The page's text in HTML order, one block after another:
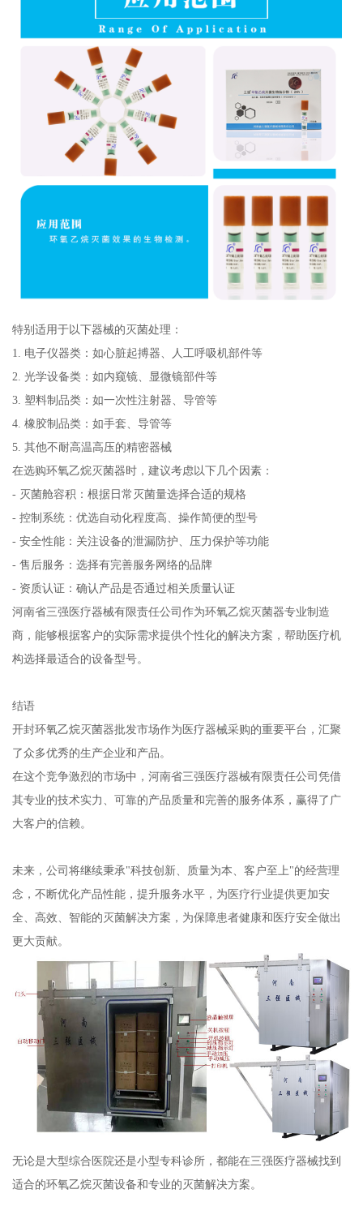
特别适用于以下器械的灭菌处理：
1. 电子仪器类：如心脏起搏器、人工呼吸机部件等
2. 光学设备类：如内窥镜、显微镜部件等
3. 塑料制品类：如一次性注射器、导管等
4. 橡胶制品类：如手套、导管等
5. 其他不耐高温高压的精密器械
在选购环氧乙烷灭菌器时，建议考虑以下几个因素：
- 灭菌舱容积：根据日常灭菌量选择合适的规格
- 控制系统：优选自动化程度高、操作简便的型号
- 安全性能：关注设备的泄漏防护、压力保护等功能
- 售后服务：选择有完善服务网络的品牌
- 资质认证：确认产品是否通过相关质量认证
河南省三强医疗器械有限责任公司作为环氧乙烷灭菌器专业制造
商，能够根据客户的实际需求提供个性化的解决方案，帮助医疗机
构选择最适合的设备型号。
结语
开封环氧乙烷灭菌器批发市场作为医疗器械采购的重要平台，汇聚
了众多优秀的生产企业和产品。
在这个竞争激烈的市场中，河南省三强医疗器械有限责任公司凭借
其专业的技术实力、可靠的产品质量和完善的服务体系，赢得了广
大客户的信赖。
未来，公司将继续秉承"科技创新、质量为本、客户至上"的经营理
念，不断优化产品性能，提升服务水平，为医疗行业提供更加安
全、高效、智能的灭菌解决方案，为保障患者健康和医疗安全做出
更大贡献。
无论是大型综合医院还是小型专科诊所，都能在三强医疗器械找到
适合的环氧乙烷灭菌设备和专业的灭菌解决方案。